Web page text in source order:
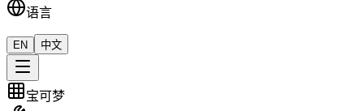
语言
EN 中文
宝可梦